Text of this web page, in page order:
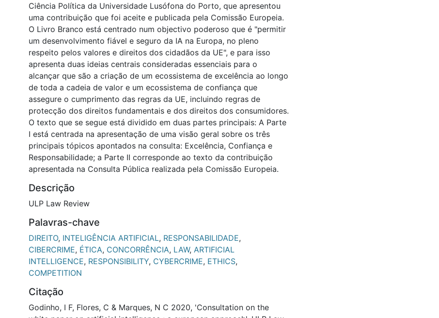
Ciência Política da Universidade Lusófona do Porto, que apresentou
uma contribuição que foi aceite e publicada pela Comissão Europeia.
O Livro Branco está centrado num objectivo poderoso que é "permitir
um desenvolvimento fiável e seguro da IA na Europa, no pleno
respeito pelos valores e direitos dos cidadãos da UE", e para isso
apresenta duas ideias centrais consideradas essenciais para o
alcançar que são a criação de um ecossistema de excelência ao longo
de toda a cadeia de valor e um ecossistema de confiança que
assegure o cumprimento das regras da UE, incluindo regras de
protecção dos direitos fundamentais e dos direitos dos consumidores.
O texto que se segue está dividido em duas partes principais: A Parte
I está centrada na apresentação de uma visão geral sobre os três
principais tópicos apontados na consulta: Excelência, Confiança e
Responsabilidade; a Parte II corresponde ao texto da contribuição
apresentada na Consulta Pública realizada pela Comissão Europeia.
Descrição
ULP Law Review
Palavras-chave
DIREITO, INTELIGÊNCIA ARTIFICIAL, RESPONSABILIDADE,
CIBERCRIME, ÉTICA, CONCORRÊNCIA, LAW, ARTIFICIAL
INTELLIGENCE, RESPONSIBILITY, CYBERCRIME, ETHICS,
COMPETITION
Citação
Godinho, I F, Flores, C & Marques, N C 2020, 'Consultation on the